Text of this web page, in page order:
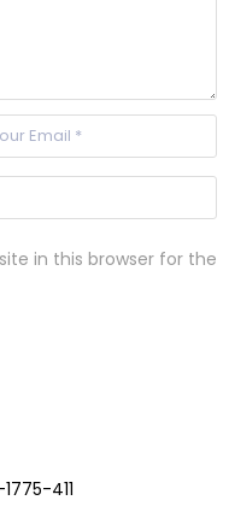
in this browser for the
1775-411